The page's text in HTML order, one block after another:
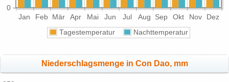
Jan Feb Mär Apr Mai Jun Jul Aug Sep Okt Nov Dez
0
Tagestemperatur Nachttemperatur
Niederschlagsmenge in Con Dao, mm